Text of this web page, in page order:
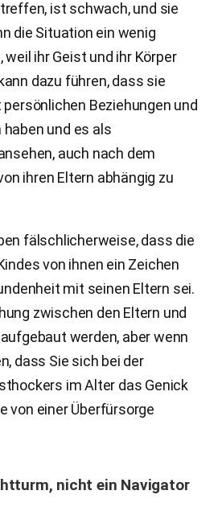
ist schwach, und sie
die Situation ein wenig
ihr Geist und ihr Körper
dazu führen, dass sie
Beziehungen und
und es als
auch nach dem
ihren Eltern abhängig zu
fälschlicherweise, dass die
von ihnen ein Zeichen
mit seinen Eltern sei.
zwischen den Eltern und
werden, aber wenn
dass Sie sich bei der
im Alter das Genick
von einer Überfürsorge
nicht ein Navigator